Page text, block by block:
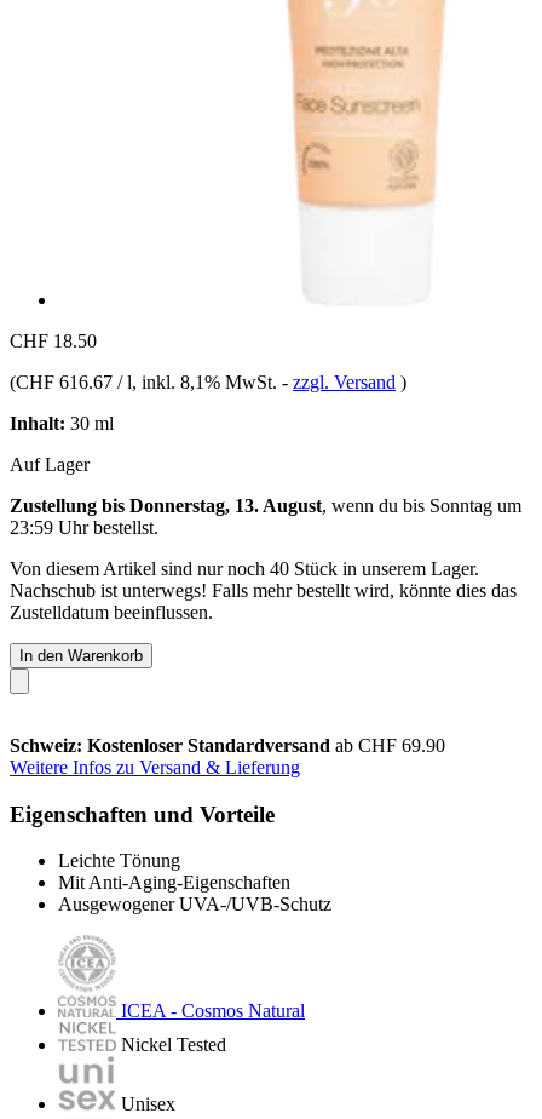
CHF 18.50
(CHF 616.67 / l, inkl. 8,1% MwSt. - zzgl. Versand )
Inhalt: 30 ml
Auf Lager
Zustellung bis Donnerstag, 13. August, wenn du bis Sonntag um
23:59 Uhrbestellst.
Von diesem Artikel sind nur noch 40 Stück in unserem Lager.
Nachschub ist unterwegs! Falls mehr bestellt wird, könnte dies das
Zustelldatum beeinflussen.
In den Warenkorb
Schweiz: Kostenloser Standardversand ab CHF 69.90
Weitere Infos zu Versand & Lieferung
Eigenschaften und Vorteile
Leichte Tönung
Mit Anti-Aging-Eigenschaften
Ausgewogener UVA-/UVB-Schutz
ICEA - Cosmos Natural
Nickel Tested
Unisex